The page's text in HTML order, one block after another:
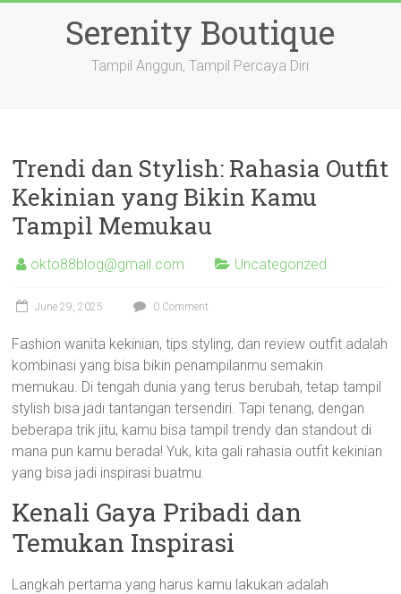
Serenity Boutique
Tampil Anggun, Tampil Percaya Diri
Trendi dan Stylish: Rahasia Outfit
Kekinian yang Bikin Kamu
Tampil Memukau
okto88blog@gmail.com Uncategorized
June 29, 2025 0 Comment
Fashion wanita kekinian, tips styling, dan review outfit adalah
kombinasi yang bisa bikin penampilanmu semakin
memukau. Di tengah dunia yang terus berubah, tetap tampil
stylish bisa jadi tantangan tersendiri. Tapi tenang, dengan
beberapa trik jitu, kamu bisa tampil trendy dan standout di
mana pun kamu berada! Yuk, kita gali rahasia outfit kekinian
yang bisa jadi inspirasi buatmu.
Kenali Gaya Pribadi dan
Temukan Inspirasi
Langkah pertama yang harus kamu lakukan adalah